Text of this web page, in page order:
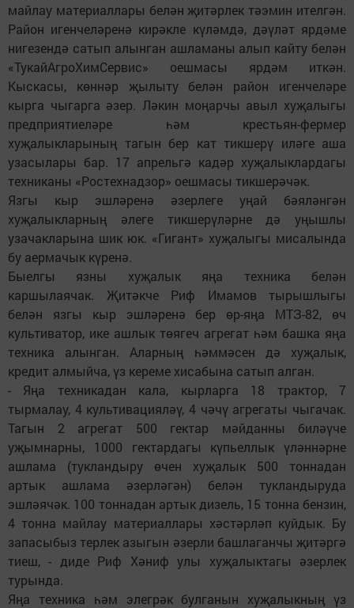
майлау материаллары белән җитәрлек тәэмин ителгән.
Район игенчеләренә кирәкле күләмдә, дәүләт ярдәме
нигезендә сатып алынган ашламаны алып кайту белән
«ТукайАгроХимСервис» оешмасы ярдәм иткән.
Кыскасы, көннәр җылыту белән район игенчеләре
кырга чыгарга әзер. Ләкин моңарчы авыл хуҗалыгы
предприятиеләре һәм крестьян-фермер
хуҗалыкларының тагын бер кат тикшерү иләге аша
узасылары бар. 17 апрельгә кадәр хуҗалыклардагы
техниканы «Ростехнадзор» оешмасы тикшерәчәк.
Язгы кыр эшләренә әзерлеге уңай бәяләнгән
хуҗалыкларның әлеге тикшерүләрне дә уңышлы
узачакларына шик юк. «Гигант» хуҗалыгы мисалында
бу аермачык күренә.
Быелгы язны хуҗалык яңа техника белән
каршылаячак. Җитәкче Риф Имамов тырышлыгы
белән язгы кыр эшләренә бер өр-яңа МТЗ-82, өч
культиватор, ике ашлык төягеч агрегат һәм башка яңа
техника алынган. Аларның һәммәсен дә хуҗалык,
кредит алмыйча, үз кереме хисабына сатып алган.
- Яңа техникадан кала, кырларга 18 трактор, 7
тырмалау, 4 культивацияләү, 4 чәчү агрегаты чыгачак.
Тагын 2 агрегат 500 гектар мәйданны биләүче
уҗымнарны, 1000 гектардагы күпьеллык үләннәрне
ашлама (тукландыру өчен хуҗалык 500 тоннадан
артык ашлама әзерләгән) белән тукландыруда
эшләячәк. 100 тоннадан артык дизель, 15 тонна бензин,
4 тонна майлау материаллары хәстәрләп куйдык. Бу
запасыбыз терлек азыгын әзерли башлаганчы җитәргә
тиеш, - диде Риф Хәниф улы хуҗалыктагы әзерлек
турында.
Яңа техника һәм элегрәк булганын хуҗалыкның үз